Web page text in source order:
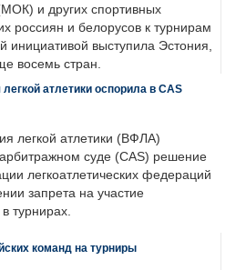
и других спортивных
россиян и белорусов к турнирам
инициативой выступила Эстония,
восемь стран.
атлетики оспорила в CAS
легкой атлетики (ВФЛА)
суде (CAS) решение
легкоатлетических федераций
запрета на участие
турнирах.
команд на турниры